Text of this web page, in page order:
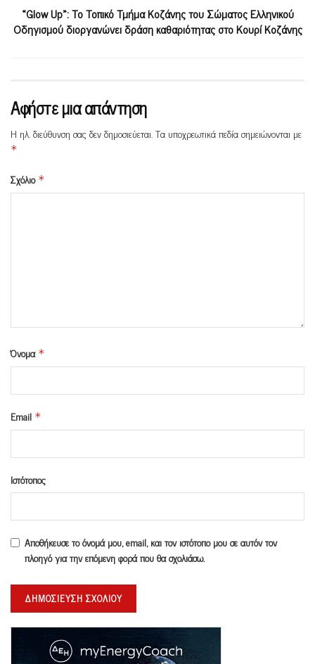
«Glow Up»: Το Τοπικό Τμήμα Κοζάνης του Σώματος Ελληνικού
Οδηγισμού διοργανώνει δράση καθαριότητας στο Κουρί Κοζάνης
Αφήστε μια απάντηση
Η ηλ. διεύθυνση σας δεν δημοσιεύεται.Τα υποχρεωτικά πεδία σημειώνονται με
*
Σχόλιο *
Όνομα *
Email *
Ιστότοπος
Αποθήκευσε το όνομά μου, email, και τον ιστότοπο μου σε αυτόν τον
πλοηγό για την επόμενη φορά που θα σχολιάσω.